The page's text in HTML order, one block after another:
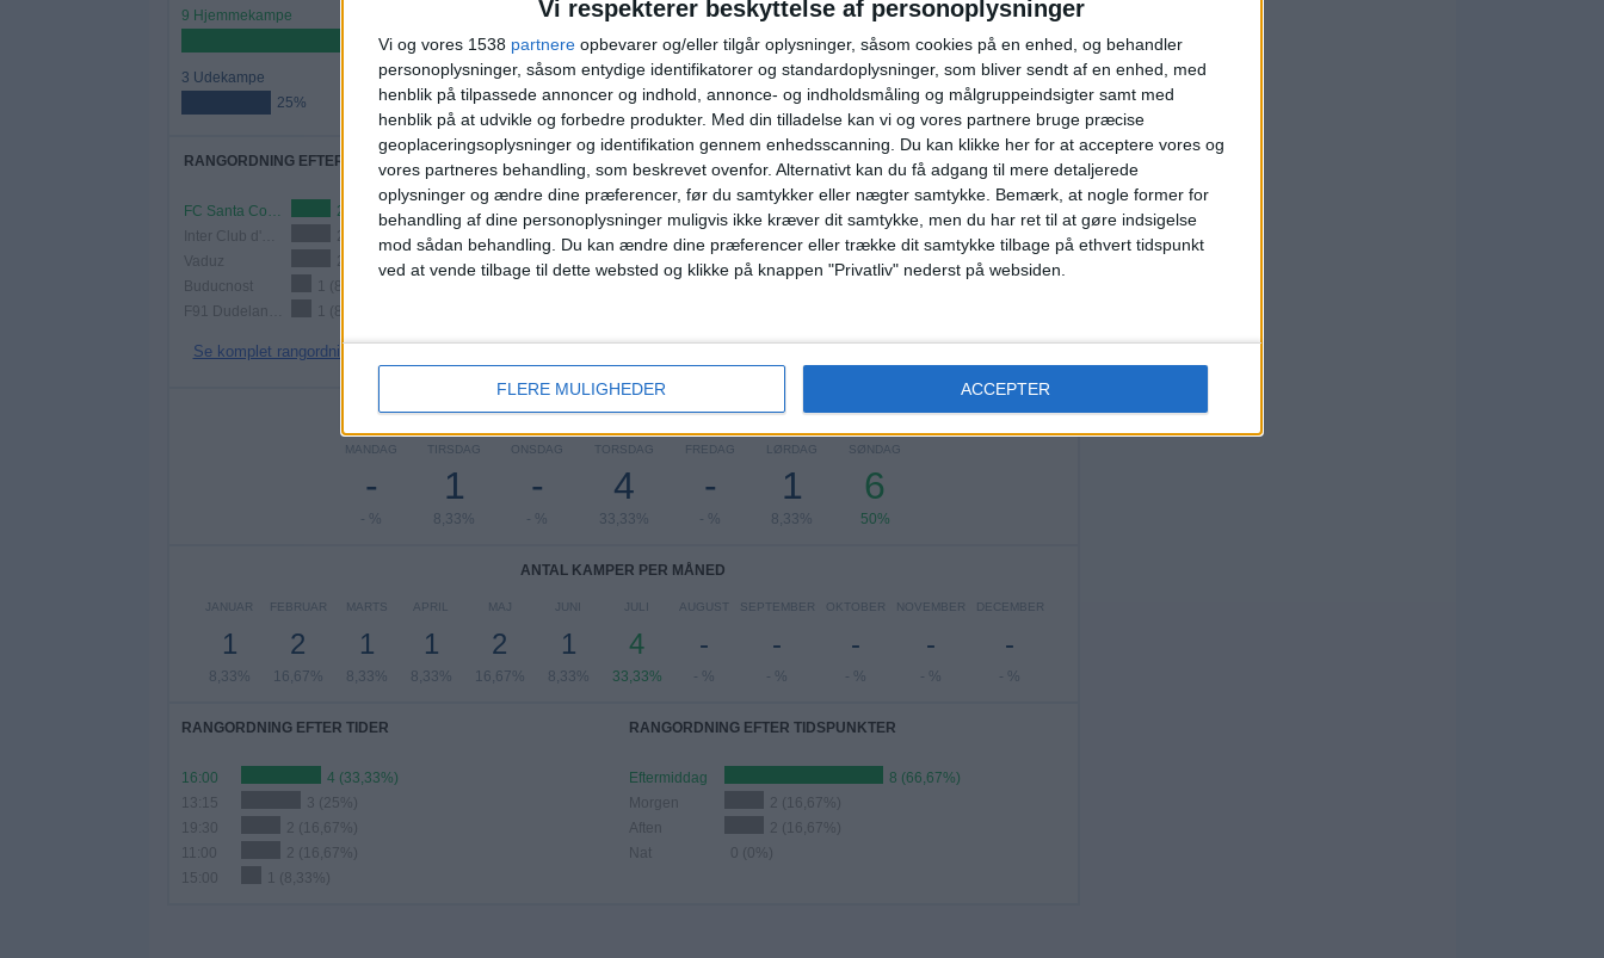
Vi respekterer beskyttelse af personoplysninger
Vi og vores 1538 partnere opbevarer og/eller tilgår oplysninger, såsom cookies på en enhed, og behandler
personoplysninger, såsom entydige identifikatorer og standardoplysninger, som bliver sendt af en enhed, med
henblik på tilpassede annoncer og indhold, annonce- og indholdsmåling og målgruppeindsigter samt med
henblik på at udvikle og forbedre produkter. Med din tilladelse kan vi og vores partnere bruge præcise
geoplaceringsoplysninger og identifikation gennem enhedsscanning. Du kan klikke her for at acceptere vores og
vores partneres behandling, som beskrevet ovenfor. Alternativt kan du få adgang til mere detaljerede
oplysninger og ændre dine præferencer, før du samtykker eller nægter samtykke. Bemærk, at nogle former for
behandling af dine personoplysninger muligvis ikke kræver dit samtykke, men du har ret til at gøre indsigelse
mod sådan behandling.
Du kan ændre dine præferencer eller trække dit samtykke tilbage på ethvert tidspunkt
ved at vende tilbage til dette websted og klikke på knappen "Privatliv" nederst på websiden.
FLERE MULIGHEDER ACCEPTER
9 Hjemmekampe
75%
3 Udekampe
25%
9
MODSTANDERE
2
VS FC Santa
Coloma
3
KONKURRENCER
RANGORDNING EFTER HOLD
FC Santa Coloma
2 (16,67%)
2 (16,67%)
Vaduz
2 (16,67%)
Buducnost
1 (8,33%)
1 (8,33%)
Se komplet rangordning
RANGORDNING EFTER KONKURRENCER
7 (58,33%)
4 (33,33%)
Champions League
1 (8,33%)
ANTAL KAMPER PER UGEDAG
MANDAG
-
- %
TIRSDAG
1
8,33%
ONSDAG
-
- %
TORSDAG
4
33,33%
FREDAG
-
- %
LØRDAG
1
8,33%
SØNDAG
6
50%
ANTAL KAMPER PER MÅNED
JANUAR
1
8,33%
FEBRUAR
2
16,67%
MARTS
1
8,33%
APRIL
1
8,33%
MAJ
2
16,67%
JUNI
1
8,33%
JULI
4
33,33%
AUGUST
-
- %
SEPTEMBER
-
- %
OKTOBER
-
- %
NOVEMBER
-
- %
DECEMBER
-
- %
RANGORDNING EFTER TIDER
16:00
4 (33,33%)
13:15
3 (25%)
19:30
2 (16,67%)
2 (16,67%)
15:00
1 (8,33%)
RANGORDNING EFTER TIDSPUNKTER
Eftermiddag
8 (66,67%)
Morgen
2 (16,67%)
Aften
2 (16,67%)
Nat
0 (0%)